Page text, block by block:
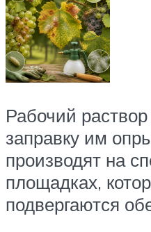
Рабочий
заправку им
производят на
площадках,
подвергаются